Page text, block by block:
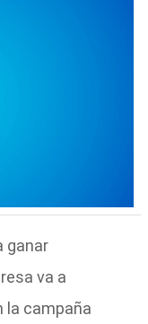
ganar
va a
la campaña